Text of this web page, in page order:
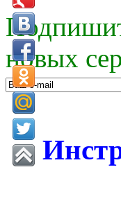
новых